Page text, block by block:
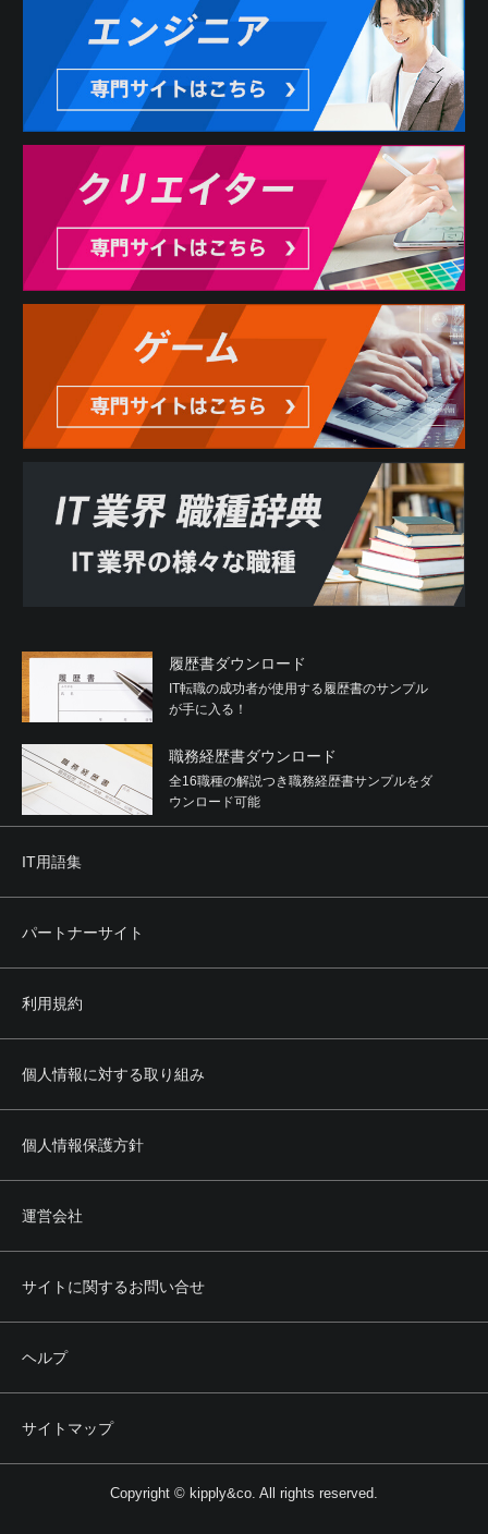
履歴書ダウンロード
IT転職の成功者が使用する履歴書のサンプル
が手に入る！
職務経歴書ダウンロード
全16職種の解説つき職務経歴書サンプルをダ
ウンロード可能
IT用語集
パートナーサイト
利用規約
個人情報に対する取り組み
個人情報保護方針
運営会社
サイトに関するお問い合せ
ヘルプ
サイトマップ
Copyright © kipply&co. All rights reserved.